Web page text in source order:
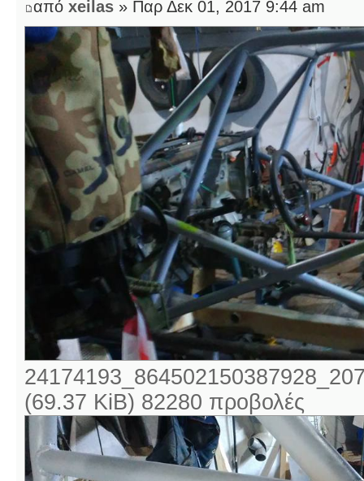
από xeilas » Παρ Δεκ 01, 2017 9:44 am
(69.37 KiB) 82280 προβολές